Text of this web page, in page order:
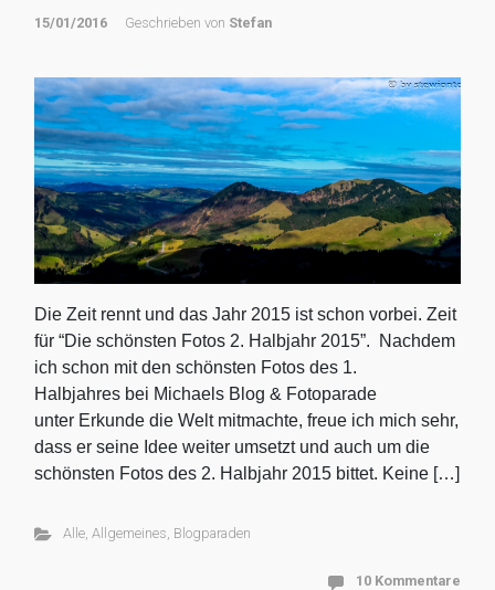
15/01/2016 Geschrieben von Stefan
Die Zeit rennt und das Jahr 2015 ist schon vorbei. Zeit
für “Die schönsten Fotos 2. Halbjahr 2015”. Nachdem
ich schon mit den schönsten Fotos des 1.
Halbjahres bei Michaels Blog & Fotoparade
unter Erkunde die Welt mitmachte, freue ich mich sehr,
dass er seine Idee weiter umsetzt und auch um die
schönsten Fotos des 2. Halbjahr 2015 bittet. Keine […]
Alle, Allgemeines Blogparaden
10 Kommentare